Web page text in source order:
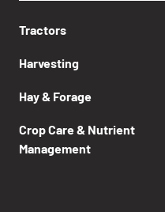
Tractors
Harvesting
Hay & Forage
Crop Care & Nutrient
Management